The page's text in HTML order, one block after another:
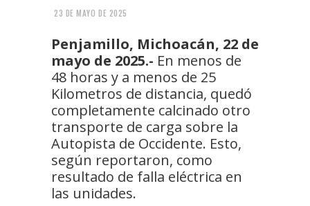
23 DE MAYO DE 2025
Penjamillo, Michoacán, 22 de
mayo de 2025.- En menos de
48 horas y a menos de 25
Kilometros de distancia, quedó
completamente calcinado otro
transporte de carga sobre la
Autopista de Occidente. Esto,
según reportaron, como
resultado de falla eléctrica en
las unidades.